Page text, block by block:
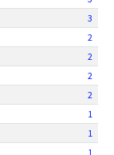
3
2
2
2
2
1
1
1